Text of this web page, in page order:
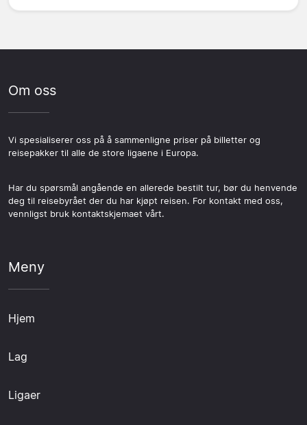
Om oss
Vi spesialiserer oss på å sammenligne priser på billetter og
reisepakker til alle de store ligaene i Europa.
Har du spørsmål angående en allerede bestilt tur, bør du henvende
deg til reisebyrået der du har kjøpt reisen. For kontakt med oss,
vennligst bruk kontaktskjemaet vårt.
Meny
Hjem
Lag
Ligaer